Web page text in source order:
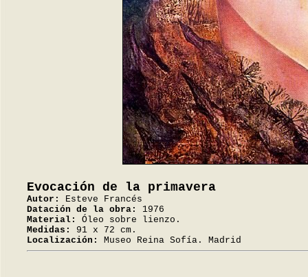
Evocación de la primavera
Autor:
Esteve Francés
Datación de la obra:
1976
Material:
Óleo sobre lienzo.
Medidas:
91 x 72 cm.
Localización:
Museo Reina Sofía. Madrid